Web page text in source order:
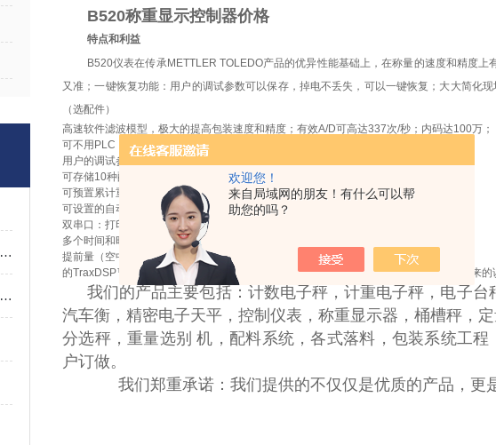
欢迎您！
来自局域网的朋友！有什么可以帮
助您的吗？
防爆称重仪表标定：精准与安全的保障之道
称重显示控制器在现代工业中的核心应用与价值
B520称重显示控制器价格
特点和利益
B520仪表在传承METTLER TOLEDO产品的优异性能基础上，在称量的速度和精度上
又准；一键恢复功能：用户的调试参数可以保存，掉电不丢失，可以一键恢复；大大简化现
（选配件）
高速软件滤波模型，极大的提高包装速度和精度；有效A/D可高达337次/秒；内码达100万；
可不用 PLC ，独自完成一般的定值包装、含拍打，振实，散粮秤等功能；
用户的调试参数可以全部保存，掉电不丢失，
可存储10种配方，每个配方有单独的累计重量和累计包数；
可预置累计重量值或包数值，数据带断电保护；所有设置和配方掉电不丢失；
可设置的自动零跟踪和动态检测功能；
双串口：打印，
通讯可以同时支持，支持
多个时间和时序设定功能， 时序调整方便；
提前量（空中飞料）自动修正功能；
的TraxDSP™ 防震动滤波技术，另有可设置的限波频率，可有效防止由于秤体的振动带来的
我们的产品主要包括：计数电子秤，计重电子秤，电子
汽车衡，精密电子天平，控制仪表，称重显示器，桶槽秤，
分选秤，重量选别 机，配料系统，各式落料，包装系统工
户订做。
我们郑重承诺：我们提供的不仅仅是优质的产品，更